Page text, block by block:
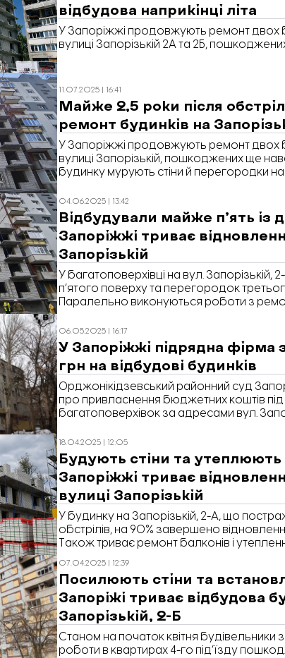
відбудова наприкінці літа
У Запоріжжі продовжують ремонт двох
вулиці Запорізькій 2А та 2Б,
11.07.2025 | 16:41
Майже 2,5 роки після
ремонт будинків на
У Запоріжжі продовжують ремонт двох
вулиці Запорізькій, пошкоджених ще
будинку мурують стіни й перегородки на
оздоблення квартир в пошкодженому
04.06.2025 | 13:42
Відбудували майже п’ять із
Запоріжжі триває
Запорізькій
У багатоповерхівці на вул. Запорізькій,
п’ятого поверху та перегородок
Паралельно виконуються роботи з
під’їзду. Про це повідомили в Службі
області.
06.05.2025 | 16:17
У Запоріжжі підрядна фірма
грн на відбудові будинків
Орджонікідзевський районний суд
про привласнення бюджетних коштів
багатоповерхівок за адресами вул.
підрядник отримав аванс, але роботи
виплачених коштів становить 14,8 млн
Єдиному реєстрі судових рішень.
18.04.2025 | 12:05
Будують стіни та
Запоріжжі триває
вулиці Запорізькій
У будинку на Запорізькій, 2-А, що
обстрілів, на 90% завершено
Також триває ремонт балконів і
багатоповерхівці. Про це повідомили в
розвитку інфраструктури Запорізької
07.04.2025 | 12:39
Посилюють стіни та
Запоріжі триває відбудова
Запорізькій, 2-Б
Станом на початок квітня
роботи в квартирах 4-го під’їзду